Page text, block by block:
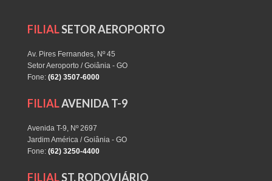
FILIALSETOR AEROPORTO
Av. Pires Fernandes, Nº 45
Setor Aeroporto / Goiânia - GO
Fone: (62) 3507-6000
FILIALAVENIDA T-9
Avenida T-9, Nº 2697
Jardim América / Goiânia - GO
Fone: (62) 3250-4400
FILIALST. RODOVIÁRIO